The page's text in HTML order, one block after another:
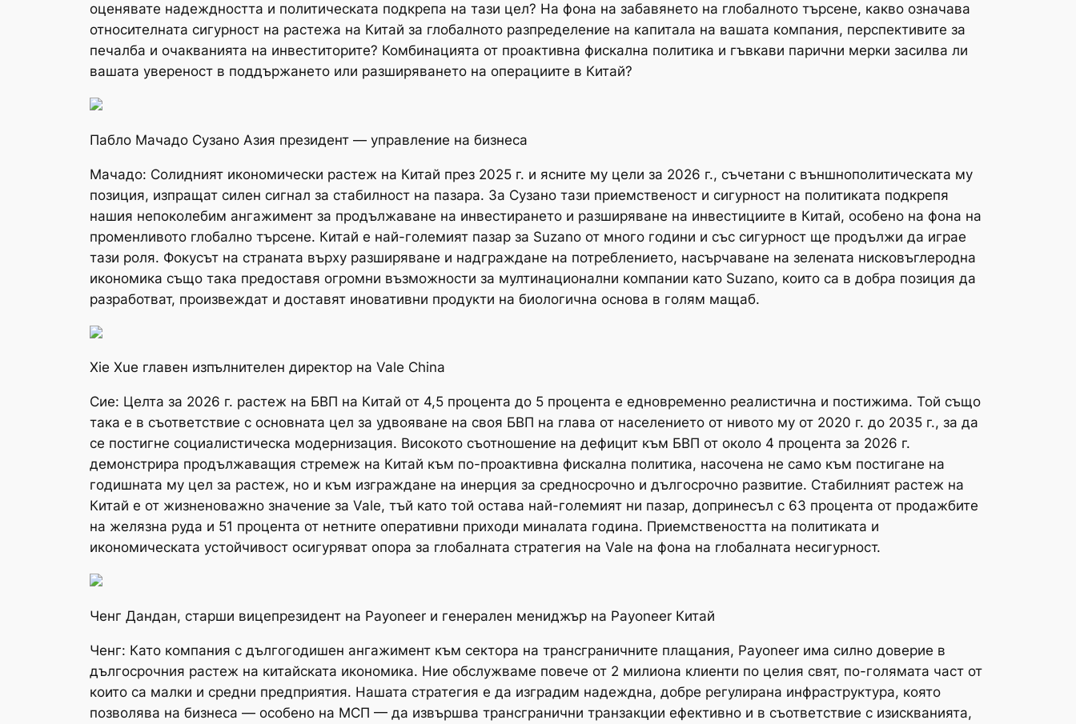
оценявате надеждността и политическата подкрепа на тази цел? На фона на забавянето на глобалното търсене, какво означава
относителната сигурност на растежа на Китай за глобалното разпределение на капитала на вашата компания, перспективите за
печалба и очакванията на инвеститорите? Комбинацията от проактивна фискална политика и гъвкави парични мерки засилва ли
вашата увереност в поддържането или разширяването на операциите в Китай?
Пабло Мачадо Сузано Азия президент — управление на бизнеса
Мачадо: Солидният икономически растеж на Китай през 2025 г. и ясните му цели за 2026 г., съчетани с външнополитическата му
позиция, изпращат силен сигнал за стабилност на пазара. За Сузано тази приемственост и сигурност на политиката подкрепя
нашия непоколебим ангажимент за продължаване на инвестирането и разширяване на инвестициите в Китай, особено на фона на
променливото глобално търсене. Китай е най-големият пазар за Suzano от много години и със сигурност ще продължи да играе
тази роля. Фокусът на страната върху разширяване и надграждане на потреблението, насърчаване на зелената нисковъглеродна
икономика също така предоставя огромни възможности за мултинационални компании като Suzano, които са в добра позиция да
разработват, произвеждат и доставят иновативни продукти на биологична основа в голям мащаб.
Xie Xue главен изпълнителен директор на Vale China
Сие: Целта за 2026 г. растеж на БВП на Китай от 4,5 процента до 5 процента е едновременно реалистична и постижима. Той също
така е в съответствие с основната цел за удвояване на своя БВП на глава от населението от нивото му от 2020 г. до 2035 г., за да
се постигне социалистическа модернизация. Високото съотношение на дефицит към БВП от около 4 процента за 2026 г.
демонстрира продължаващия стремеж на Китай към по-проактивна фискална политика, насочена не само към постигане на
годишната му цел за растеж, но и към изграждане на инерция за средносрочно и дългосрочно развитие. Стабилният растеж на
Китай е от жизненоважно значение за Vale, тъй като той остава най-големият ни пазар, допринесъл с 63 процента от продажбите
на желязна руда и 51 процента от нетните оперативни приходи миналата година. Приемствеността на политиката и
икономическата устойчивост осигуряват опора за глобалната стратегия на Vale на фона на глобалната несигурност.
Ченг Дандан, старши вицепрезидент на Payoneer и генерален мениджър на Payoneer Китай
Ченг: Като компания с дългогодишен ангажимент към сектора на трансграничните плащания, Payoneer има силно доверие в
дългосрочния растеж на китайската икономика. Ние обслужваме повече от 2 милиона клиенти по целия свят, по-голямата част от
които са малки и средни предприятия. Нашата стратегия е да изградим надеждна, добре регулирана инфраструктура, която
позволява на бизнеса — особено на МСП — да извършва трансгранични транзакции ефективно и в съответствие с изискванията,